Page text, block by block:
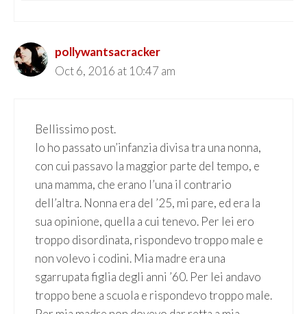
pollywantsacracker
Oct 6, 2016 at 10:47 am
Bellissimo post.
Io ho passato un’infanzia divisa tra una nonna,
con cui passavo la maggior parte del tempo, e
una mamma, che erano l’una il contrario
dell’altra. Nonna era del ’25, mi pare, ed era la
sua opinione, quella a cui tenevo. Per lei ero
troppo disordinata, rispondevo troppo male e
non volevo i codini. Mia madre era una
sgarrupata figlia degli anni ’60. Per lei andavo
troppo bene a scuola e rispondevo troppo male.